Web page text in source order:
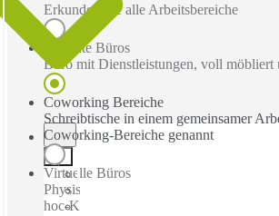
Erkunden Sie alle Arbeitsbereiche
Betreute Büros
Büro mit Dienstleistungen, voll möbliert
Coworking Bereiche
Schreibtische in einem gemeinsamer
Coworking-Bereiche genannt
Virtuelle Büros
Physische Geschäftsadresse mit Post-,
hoc-Konferenzräume